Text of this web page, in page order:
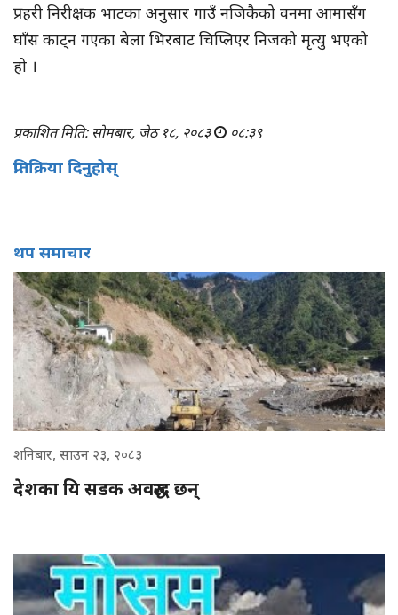
प्रहरी निरीक्षक भाटका अनुसार गाउँ नजिकैको वनमा आमासँग
घाँस काट्न गएका बेला भिरबाट चिप्लिएर निजको मृत्यु भएको
हो ।
प्रकाशित मिति: सोमबार, जेठ १८, २०८३ ०८:३९
प्रतिक्रिया दिनुहोस्
थप समाचार
शनिबार, साउन २३, २०८३
देशका यि सडक अवरुद्ध छन्